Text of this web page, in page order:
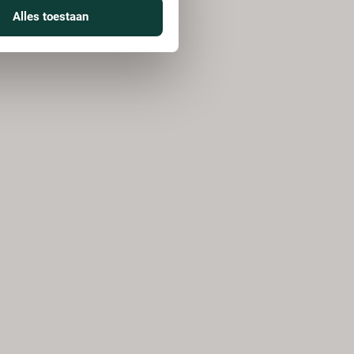
Alles toestaan